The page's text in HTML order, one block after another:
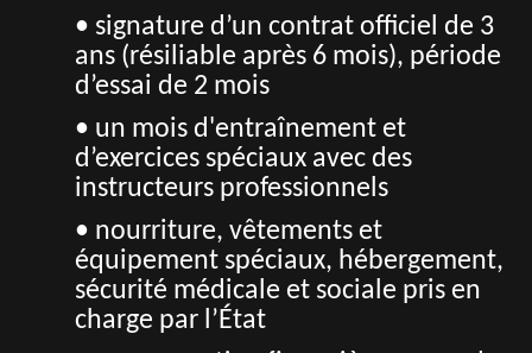
• signature d’un contrat officiel de 3
ans (résiliable après 6 mois), période
d’essai de 2 mois
• un mois d'entraînement et
d’exercices spéciaux avec des
instructeurs professionnels
• nourriture, vêtements et
équipement spéciaux, hébergement,
sécurité médicale et sociale pris en
charge par l’État